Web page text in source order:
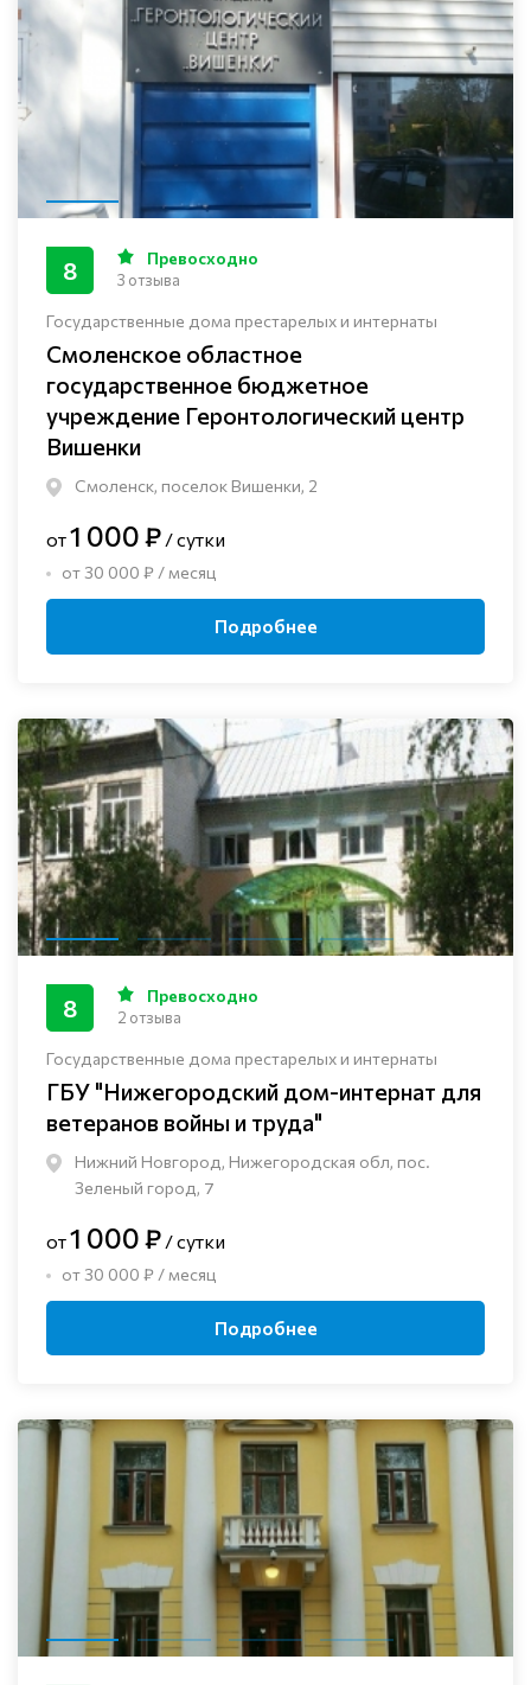
Государственные дома престарелых и интернаты
Смоленское областное
государственное бюджетное
учреждение Геронтологический центр
Вишенки
Смоленск, поселок Вишенки, 2
8 Превосходно
3 отзыва
от1 000 ₽ / сутки
от 30 000 ₽ / месяц
Подробнее
Государственные дома престарелых и интернаты
ГБУ "Нижегородский дом-интернат для
ветеранов войны и труда"
Нижний Новгород, Нижегородская обл, пос.
Зеленый город, 7
8 Превосходно
2 отзыва
от1 000 ₽ / сутки
от 30 000 ₽ / месяц
Подробнее